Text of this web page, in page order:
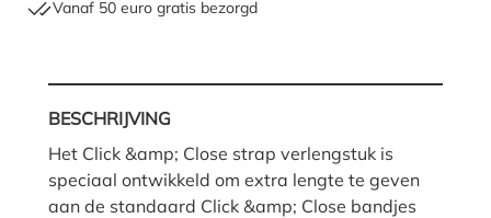
Vanaf 50 euro gratis bezorgd
BESCHRIJVING
Het Click &amp; Close strap verlengstuk is
speciaal ontwikkeld om extra lengte te geven
aan de standaard Click &amp; Close bandjes